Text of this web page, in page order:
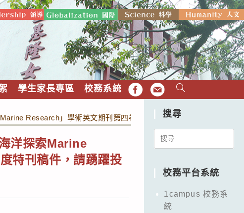
學生家長專區 校務系統 FB EMAIL
Research」學術英文期刊第四卷第一期並公開徵求114年度特刊
洋探索Marine
特刊稿件，請踴躍投
搜尋
Search
校務平台系統
1campus 校務系
統